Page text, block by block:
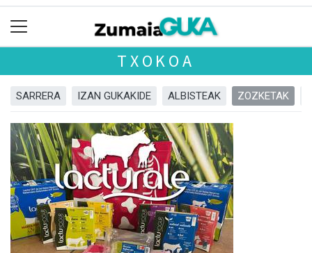
TXOKOA
SARRERA IZAN GUKAKIDE ALBISTEAK ZOZKETAK